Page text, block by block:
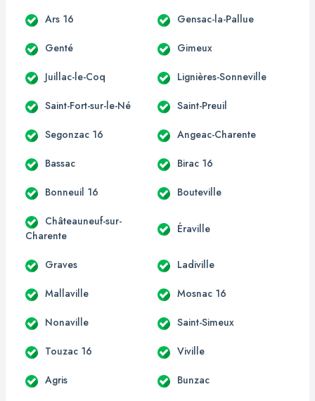
Ars 16 Gensac-la-Pallue
Genté Gimeux
Juillac-le-Coq Lignières-Sonneville
Saint-Fort-sur-le-Né Saint-Preuil
Segonzac 16 Angeac-Charente
Bassac Birac 16
Bonneuil 16 Bouteville
Châteauneuf-sur-
Charente
Éraville
Graves Ladiville
Mallaville Mosnac 16
Nonaville Saint-Simeux
Touzac 16 Viville
Agris Bunzac